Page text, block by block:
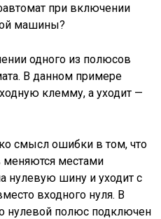
одного из полюсов
В данном примере
клемму, а уходит —
смысл ошибки в том, что
местами
нулевую шину и уходит с
входного нуля. В
нулевой полюс подключен